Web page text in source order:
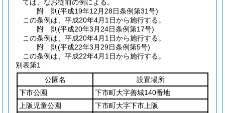
ては、なお従前の例による。
附 則(平成19年12月28日条例第31号)
この条例は、平成20年4月1日から施行する。
附 則(平成20年3月24日条例第17号)
この条例は、平成20年4月1日から施行する。
附 則(平成22年3月29日条例第5号)
この条例は、平成22年4月1日から施行する。
別表第1
公園名
設置場所
下市公園
下市町大字善城140番地
上阪児童公園
下市町大字下市上阪